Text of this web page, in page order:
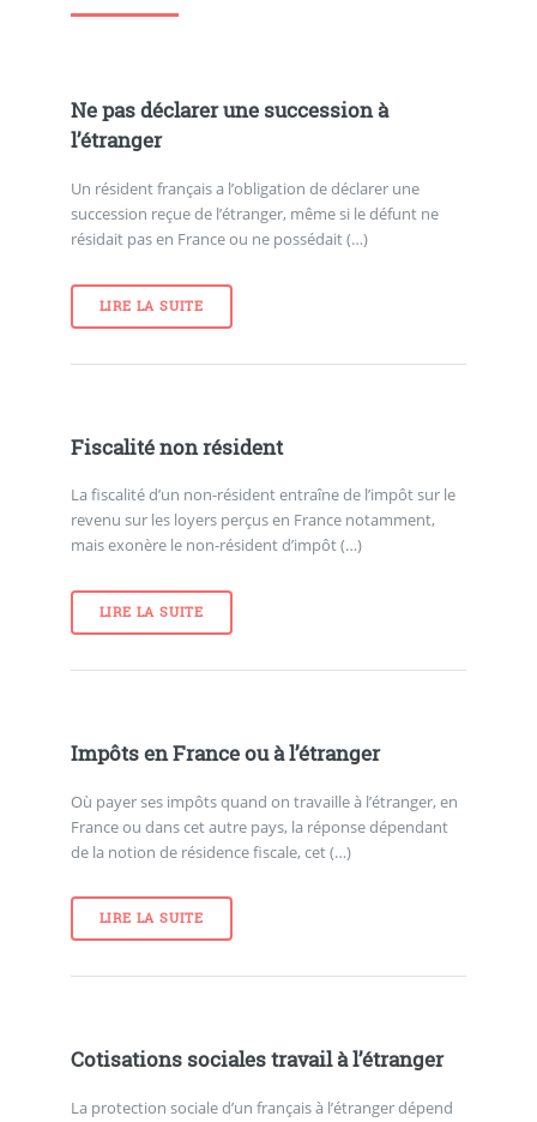
Ne pas déclarer une succession à
l’étranger
Un résident français a l’obligation de déclarer une
succession reçue de l’étranger, même si le défunt ne
résidait pas en France ou ne possédait (…)
LIRE LA SUITE
Fiscalité non résident
La fiscalité d’un non-résident entraîne de l’impôt sur le
revenu sur les loyers perçus en France notamment,
mais exonère le non-résident d’impôt (…)
LIRE LA SUITE
Impôts en France ou à l’étranger
Où payer ses impôts quand on travaille à l’étranger, en
France ou dans cet autre pays, la réponse dépendant
de la notion de résidence fiscale, cet (…)
LIRE LA SUITE
Cotisations sociales travail à l’étranger
La protection sociale d’un français à l’étranger dépend